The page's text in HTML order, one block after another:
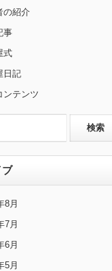
の紹介
事
式
日記
ンテンツ
ブ
8月
7月
6月
5月